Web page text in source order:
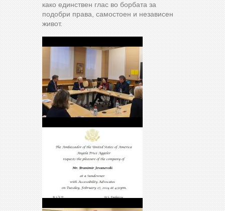
како единствен глас во борбата за
подобри права, самостоен и независен
живот.